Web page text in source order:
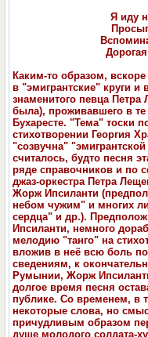
Я иду
Каким-то образом,
в "эмигрантские" круги
знаменитого певца Петра
была), проживавшего в
Бухаресте. "Тема" тоски
стихотворении Георгия
"созвучна"
считалось, будто песня
ряде справочников и по
джаз-оркестра Петра
Жорж Ипсиланти
небом чужим" и многих
сердца" и др.).
Ипсиланти, немного
мелодию "танго" на
вложив в неё всю боль
сведениям, к
Румынии, Жорж
долгое время песня
публике. Со временем, в
некоторые слова, но
причудливым образом
душе молодого солдата-